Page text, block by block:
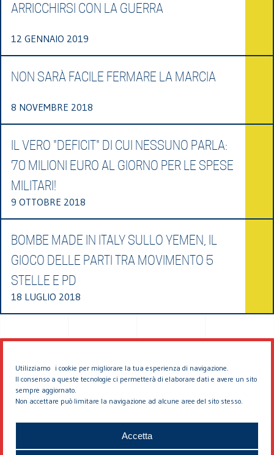
Utilizziamo i cookie per migliorare la tua esperienza di navigazione.
Il consenso a queste tecnologie ci permetterà di elaborare dati e avere un sito
sempre aggiornato.
Non accettare può limitare la navigazione ad alcune aree del sito stesso.
Accetta
ARRICCHIRSI CON LA GUERRA
12 GENNAIO 2019
NON SARÀ FACILE FERMARE LA MARCIA
8 NOVEMBRE 2018
IL VERO "DEFICIT" DI CUI NESSUNO PARLA:
70 MILIONI EURO AL GIORNO PER LE SPESE
MILITARI!
9 OTTOBRE 2018
BOMBE MADE IN ITALY SULLO YEMEN, IL
GIOCO DELLE PARTI TRA MOVIMENTO 5
STELLE E PD
18 LUGLIO 2018
© 2026 EDDYBURG